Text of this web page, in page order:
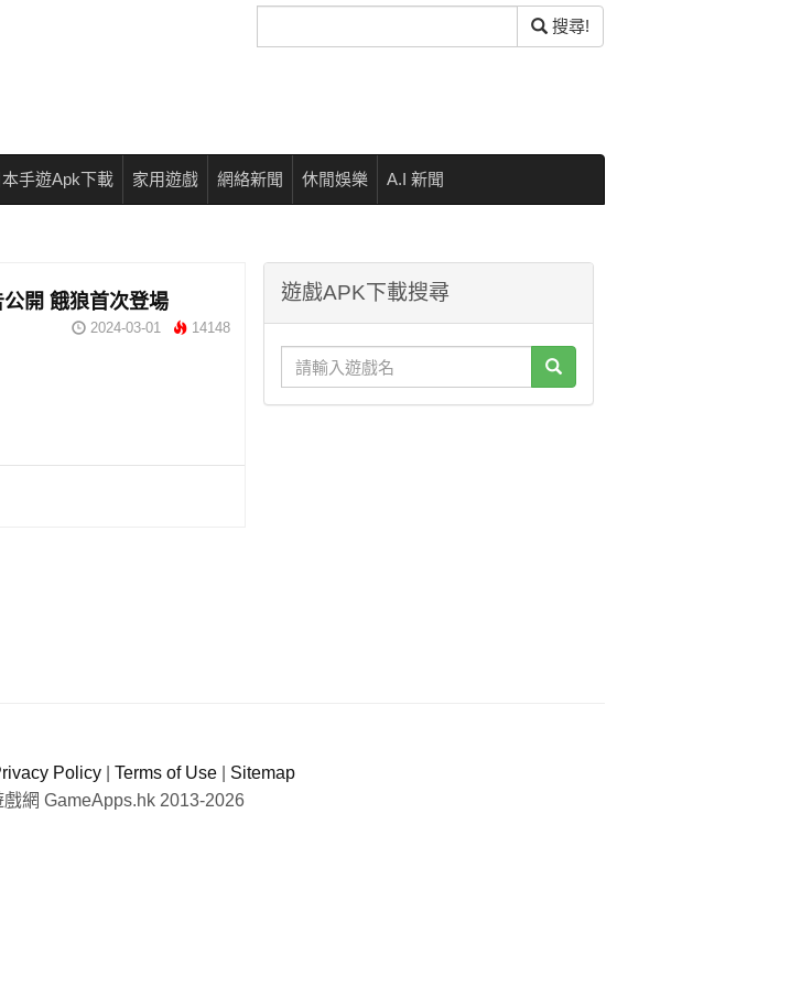
尋
搜尋!
本手遊Apk下載 家用遊戲 網絡新聞 休閒娛樂 A.I 新聞
公開 餓狼首次登場
2024-03-01 14148
遊戲APK下載搜尋
Policy| Terms of Use| Sitemap
網 GameApps.hk 2013-2026